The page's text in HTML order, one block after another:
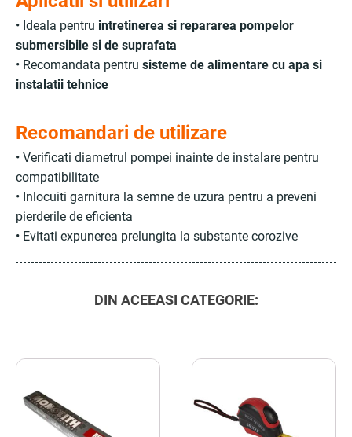
• Ideala pentru intretinerea si repararea pompelor
submersibile si de suprafata
• Recomandata pentru sisteme de alimentare cu apa si
instalatii tehnice
Recomandari de utilizare
• Verificati diametrul pompei inainte de instalare pentru
compatibilitate
• Inlocuiti garnitura la semne de uzura pentru a preveni
pierderile de eficienta
• Evitati expunerea prelungita la substante corozive
DIN ACEEASI CATEGORIE: